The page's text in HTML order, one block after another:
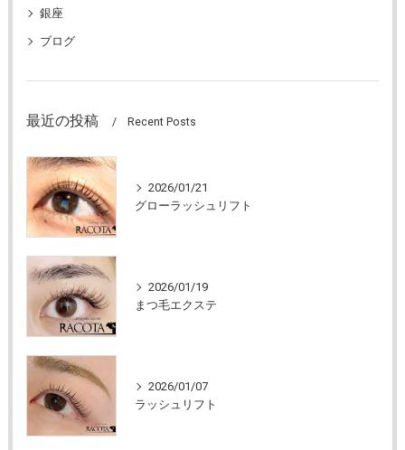
銀座
ブログ
最近の投稿 Recent Posts
2026/01/21
グローラッシュリフト
2026/01/19
まつ毛エクステ
2026/01/07
ラッシュリフト